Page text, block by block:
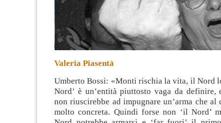
Valeria Piasentà
Umberto Bossi: «Monti rischia la vita, il Nord
Nord’ è un’entità piuttosto vaga da definire,
non riuscirebbe ad impugnare un’arma che al
molto concreta. Quindi forse non ‘il Nord’